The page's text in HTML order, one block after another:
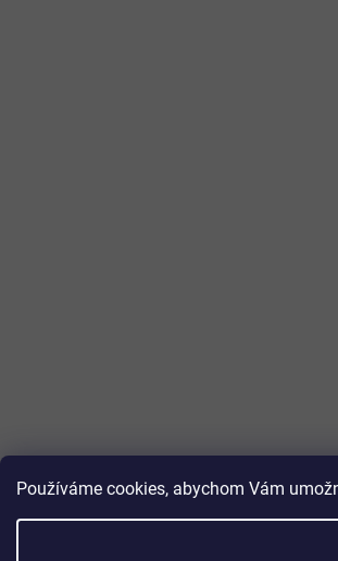
Používáme cookies, abychom Vám